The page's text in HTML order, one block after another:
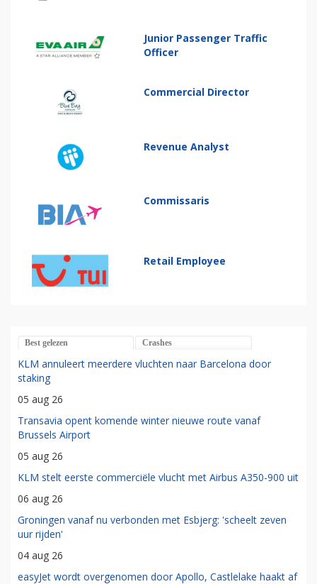
Junior Passenger Traffic
Officer
Commercial Director
Revenue Analyst
Commissaris
Retail Employee
Best gelezen Crashes
KLM annuleert meerdere vluchten naar Barcelona door
staking
05 aug 26
Transavia opent komende winter nieuwe route vanaf
Brussels Airport
05 aug 26
KLM stelt eerste commerciële vlucht met Airbus A350-900 uit
06 aug 26
Groningen vanaf nu verbonden met Esbjerg: 'scheelt zeven
uur rijden'
04 aug 26
easyJet wordt overgenomen door Apollo, Castlelake haakt af